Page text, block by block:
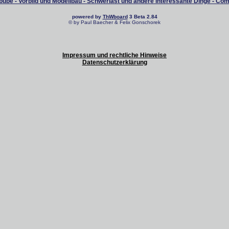
powered by ThWboard3 Beta 2.84
© by Paul Baecher & Felix Gonschorek
Impressum und rechtliche Hinweise
Datenschutzerklärung